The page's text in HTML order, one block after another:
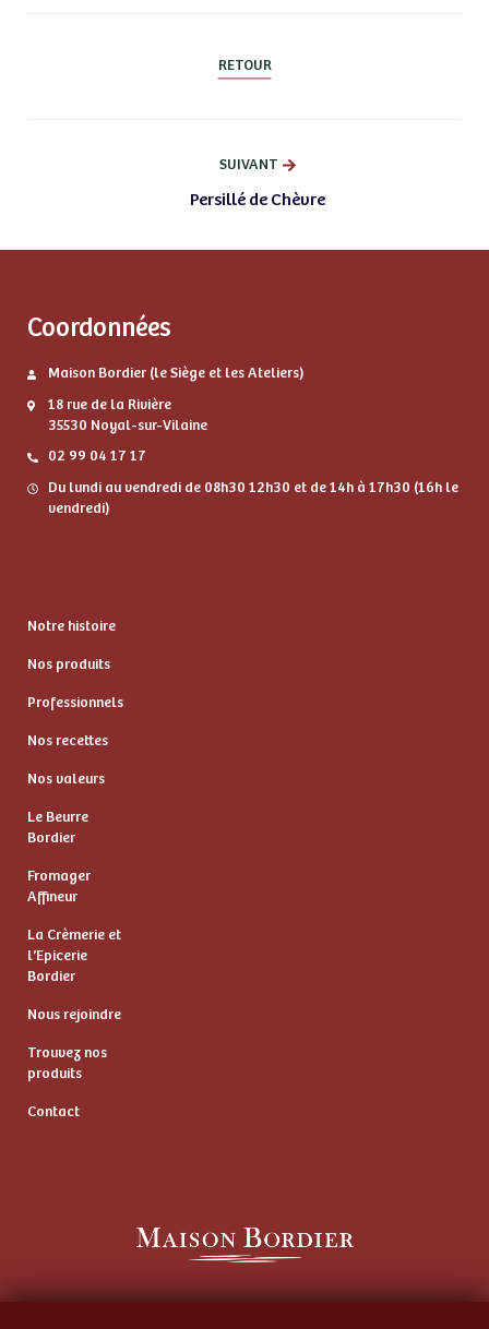
RETOUR
SUIVANT
Persillé de Chèvre
Coordonnées
Maison Bordier (le Siège et les Ateliers)
18 rue de la Rivière
35530 Noyal-sur-Vilaine
02 99 04 17 17
Du lundi au vendredi de 08h30 12h30 et de 14h à 17h30 (16h le
vendredi)
Notre histoire
Nos produits
Professionnels
Nos recettes
Nos valeurs
Le Beurre
Bordier
Fromager
Affineur
La Crèmerie et
l’Epicerie
Bordier
Nous rejoindre
Trouvez nos
produits
Contact